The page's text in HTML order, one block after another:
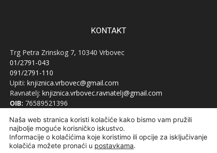
KONTAKT
Trg Petra Zrinskog 7, 10340 Vrbovec
01/2791-043
091/2791-110
Upiti: knjiznica.vrbovec@gmail.com
Ravnatelj: knjiznica.vrbovec.ravnatelj@gmail.com
OIB: 76589521396
Naša web stranica koristi kolačiće kako bismo vam pružili
najbolje moguće korisničko iskustvo.
Informacije o kolačićima koje koristimo ili opcije za isključivanje
kolačića možete pronaći u postavkama.